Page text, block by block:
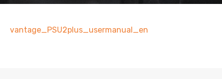
vantage_PSU2plus_usermanual_en